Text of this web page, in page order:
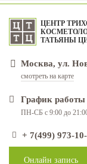
ЦЕНТР
ТАТЬЯНЫ
Москва, ул.
смотреть на карте
График работы
ПН-СБ с 9:00 до
+ 7(499) 973-
Онлайн запись